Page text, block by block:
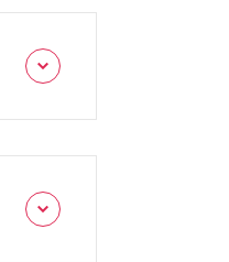
お見
。
卒よろ